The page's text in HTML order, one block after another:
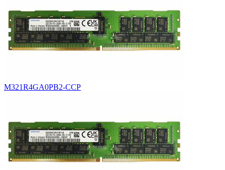
M321R4GA0PB2-CCP